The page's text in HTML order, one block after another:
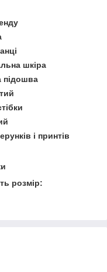
шкіра
підошва
і принтів
розмір: